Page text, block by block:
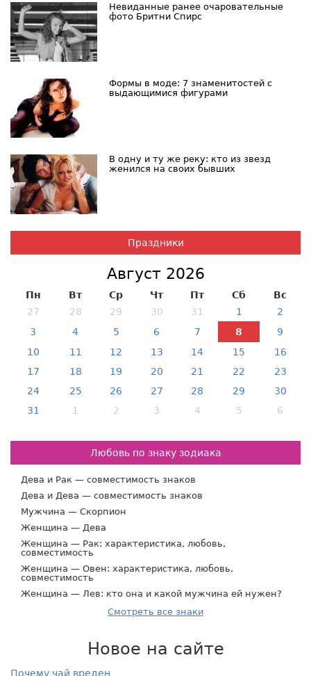
Невиданные ранее очаровательные
фото Бритни Спирс
Формы в моде: 7 знаменитостей с
выдающимися фигурами
В одну и ту же реку: кто из звезд
женился на своих бывших
Праздники
Август 2026
Пн Вт Ср Чт Пт Сб
Вс
27
28 29 30 31 1
2
3
4 5 6 7 8
9
10
11 12 13 14 15
16
17
18 19 20 21 22
23
24
25 26 27 28 29
30
31
1 2 3 4 5 6
Любовь по знаку зодиака
Дева и Рак — совместимость знаков
Дева и Дева — совместимость знаков
Мужчина — Скорпион
Женщина — Дева
Женщина — Рак: характеристика, любовь,
совместимость
Женщина — Овен: характеристика, любовь,
совместимость
Женщина — Лев: кто она и какой мужчина ей нужен?
Смотреть все знаки
Новое на сайте
Почему чай вреден